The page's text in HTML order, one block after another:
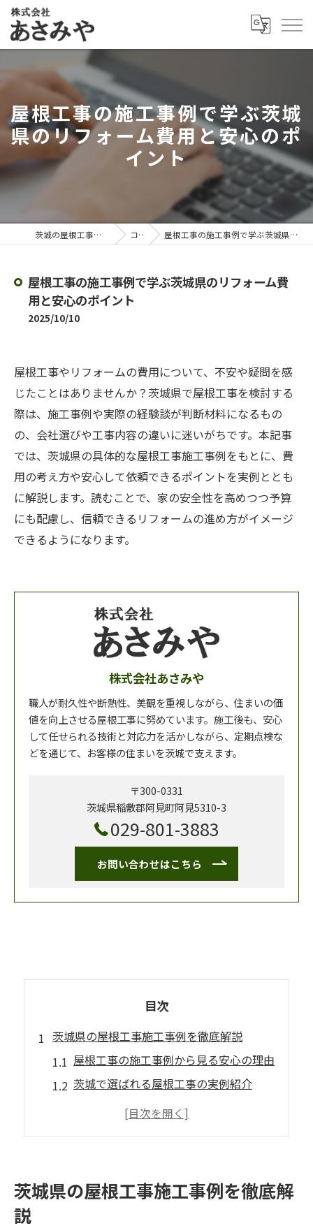
屋根工事の施工事例で学ぶ茨城
県のリフォーム費用と安心のポ
イント
茨城の屋根工事なら株式会社あさみや コラム 屋根工事の施工事例で学ぶ茨城県のリフォーム費用と安心のポイント
屋根工事の施工事例で学ぶ茨城県のリフォーム費
用と安心のポイント
2025/10/10
屋根工事やリフォームの費用について、不安や疑問を感
じたことはありませんか？茨城県で屋根工事を検討する
際は、施工事例や実際の経験談が判断材料になるもの
の、会社選びや工事内容の違いに迷いがちです。本記事
では、茨城県の具体的な屋根工事施工事例をもとに、費
用の考え方や安心して依頼できるポイントを実例ととも
に解説します。読むことで、家の安全性を高めつつ予算
にも配慮し、信頼できるリフォームの進め方がイメージ
できるようになります。
株式会社あさみや
職人が耐久性や断熱性、美観を重視しながら、住まいの価
値を向上させる屋根工事に努めています。施工後も、安心
して任せられる技術と対応力を活かしながら、定期点検な
どを通じて、お客様の住まいを茨城で支えます。
〒300-0331
茨城県稲敷郡阿見町阿見5310-3
029-801-3883
お問い合わせはこちら
目次
茨城県の屋根工事施工事例を徹底解説
屋根工事の施工事例から見る安心の理由
茨城で選ばれる屋根工事の実例紹介
屋根工事施工事例が伝える工事の流れ
屋根工事の安心を得るための実例紹介
屋根工事で安心を得る施工の工夫とは
茨城県の屋根工事施工事例を徹底解
説